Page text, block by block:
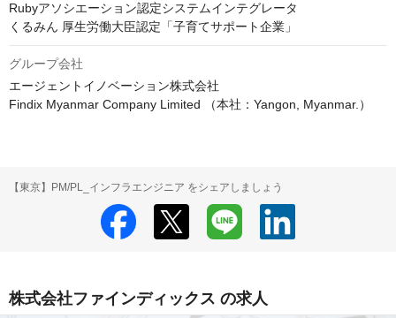
Rubyアソシエーション認定システムインテグレータ
くるみん 厚生労働大臣認定「子育てサポート企業」
グループ会社
エージェントイノベーション株式会社
Findix Myanmar Company Limited （本社：Yangon, Myanmar.）
【東京】PM/PL_インフラエンジニア をシェアしましょう
株式会社ファインディックス の求人